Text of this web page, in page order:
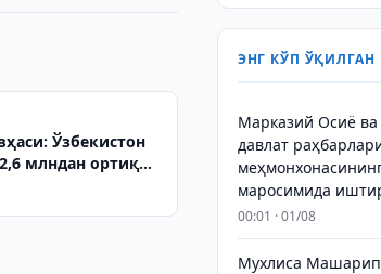
Ўзбекистон
млндан ортиқ
ЭНГ КЎП ЎҚИЛГАН
Марказий Осиё
давлат
маросимида
00:01 · 01/08
Мухлиса